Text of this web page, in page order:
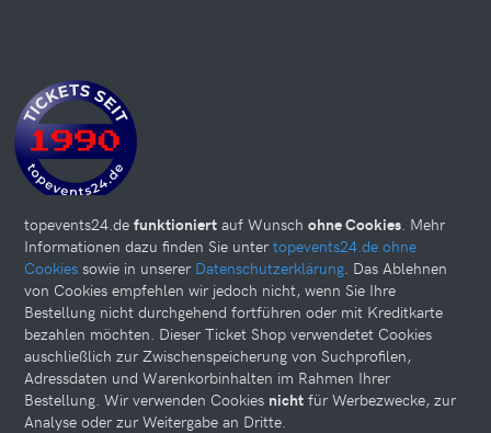
topevents24.de funktioniert auf Wunsch ohne Cookies. Mehr
Informationen dazu finden Sie unter topevents24.de ohne
Cookies sowie in unserer Datenschutzerklärung. Das Ablehnen
von Cookies empfehlen wir jedoch nicht, wenn Sie Ihre
Bestellung nicht durchgehend fortführen oder mit Kreditkarte
bezahlen möchten. Dieser Ticket Shop verwendetet Cookies
auschließlich zur Zwischenspeicherung von Suchprofilen,
Adressdaten und Warenkorbinhalten im Rahmen Ihrer
Bestellung. Wir verwenden Cookies nicht für Werbezwecke, zur
Analyse oder zur Weitergabe an Dritte.